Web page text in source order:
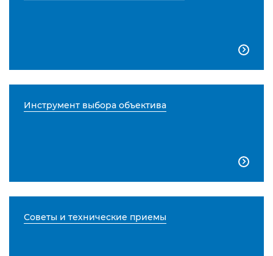

Инструмент выбора объектива

Советы и технические приемы